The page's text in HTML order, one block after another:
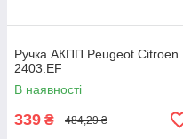
Ручка АКПП Peugeot Citroen
2403.EF
В наявності
339 ₴ 484,29 ₴